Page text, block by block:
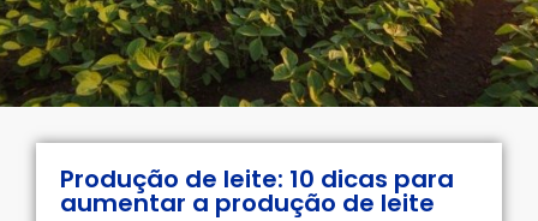
Produção de leite: 10 dicas para
aumentar a produção de leite